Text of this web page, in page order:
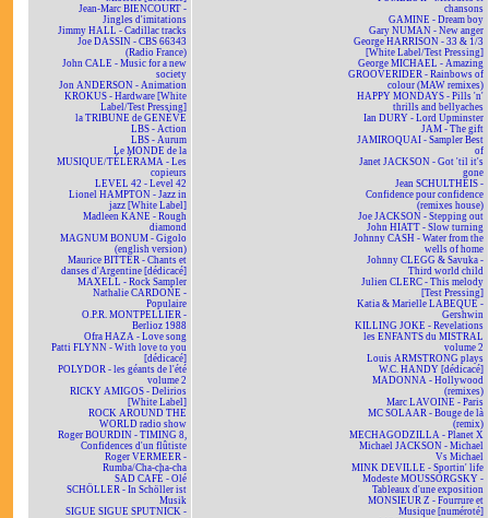
Jean-Marc BIENCOURT -
Jingles d'imitations
Jimmy HALL - Cadillac tracks
Joe DASSIN - CBS 66343
(Radio France)
John CALE - Music for a new
society
Jon ANDERSON - Animation
KROKUS - Hardware [White
Label/Test Pressing]
la TRIBUNE de GENÈVE
LBS - Action
LBS - Aurum
Le MONDE de la
MUSIQUE/TÉLÉRAMA - Les
copieurs
LEVEL 42 - Level 42
Lionel HAMPTON - Jazz in
jazz [White Label]
Madleen KANE - Rough
diamond
MAGNUM BONUM - Gigolo
(english version)
Maurice BITTER - Chants et
danses d'Argentine [dédicacé]
MAXELL - Rock Sampler
Nathalie CARDONE -
Populaire
O.P.R. MONTPELLIER -
Berlioz 1988
Ofra HAZA - Love song
Patti FLYNN - With love to you
[dédicacé]
POLYDOR - les géants de l'été
volume 2
RICKY AMIGOS - Delirios
[White Label]
ROCK AROUND THE
WORLD radio show
Roger BOURDIN - TIMING 8,
Confidences d'un flûtiste
Roger VERMEER -
Rumba/Cha-cha-cha
SAD CAFÉ - Olé
SCHÖLLER - In Schöller ist
Musik
SIGUE SIGUE SPUTNICK -
chansons
GAMINE - Dream boy
Gary NUMAN - New anger
George HARRISON - 33 & 1/3
[White Label/Test Pressing]
George MICHAEL - Amazing
GROOVERIDER - Rainbows of
colour (MAW remixes)
HAPPY MONDAYS - Pills 'n'
thrills and bellyaches
Ian DURY - Lord Upminster
JAM - The gift
JAMIROQUAI - Sampler Best
of
Janet JACKSON - Got 'til it's
gone
Jean SCHULTHEIS -
Confidence pour confidence
(remixes house)
Joe JACKSON - Stepping out
John HIATT - Slow turning
Johnny CASH - Water from the
wells of home
Johnny CLEGG & Savuka -
Third world child
Julien CLERC - This melody
[Test Pressing]
Katia & Marielle LABEQUE -
Gershwin
KILLING JOKE - Revelations
les ENFANTS du MISTRAL
volume 2
Louis ARMSTRONG plays
W.C. HANDY [dédicacé]
MADONNA - Hollywood
(remixes)
Marc LAVOINE - Paris
MC SOLAAR - Bouge de là
(remix)
MECHAGODZILLA - Planet X
Michael JACKSON - Michael
Vs Michael
MINK DEVILLE - Sportin' life
Modeste MOUSSORGSKY -
Tableaux d'une exposition
MONSIEUR Z - Fourrure et
Musique [numéroté]